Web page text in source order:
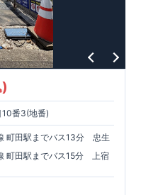
10番3(地番)
町田駅までバス13分 忠生
町田駅までバス15分 上宿